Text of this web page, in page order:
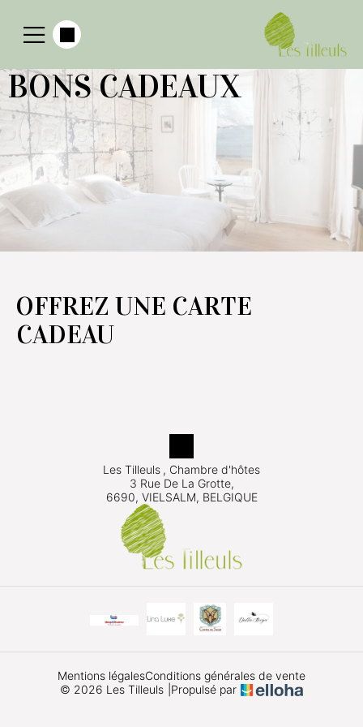
BONS CADEAUX
OFFREZ UNE CARTE
CADEAU
Les Tilleuls , Chambre d'hôtes
3 Rue De La Grotte,
6690, VIELSALM, BELGIQUE
Mentions légalesConditions générales de vente
© 2026 Les Tilleuls Propulsé par